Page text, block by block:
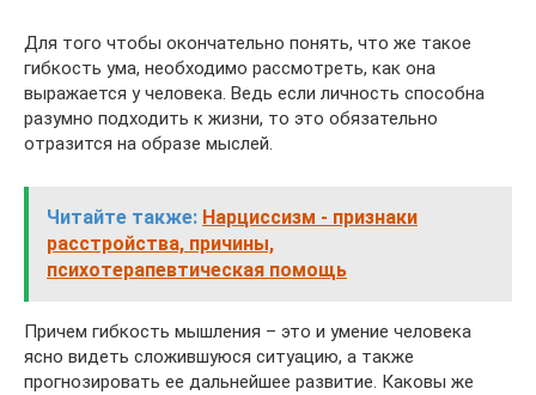
Для того чтобы окончательно понять, что же такое
гибкость ума, необходимо рассмотреть, как она
выражается у человека. Ведь если личность способна
разумно подходить к жизни, то это обязательно
отразится на образе мыслей.
Читайте также: Нарциссизм - признаки
расстройства, причины,
психотерапевтическая помощь
Причем гибкость мышления – это и умение человека
ясно видеть сложившуюся ситуацию, а также
прогнозировать ее дальнейшее развитие. Каковы же